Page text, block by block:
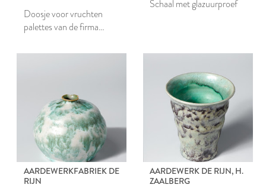
Doosje voor vruchten
palettes van de firma
Schaal met glazuurproef
AARDEWERKFABRIEK DE
RIJN
AARDEWERK DE RIJN, H.
ZAALBERG